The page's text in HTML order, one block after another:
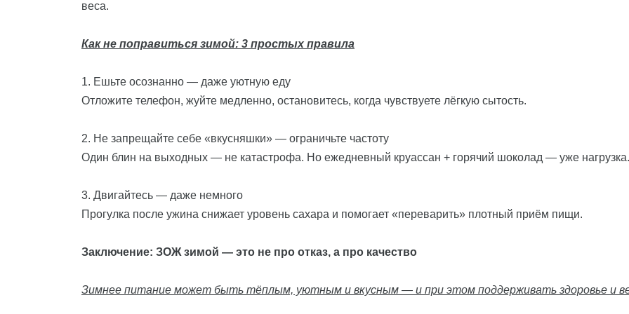
веса.
Как не поправиться зимой: 3 простых правила
1. Ешьте осознанно — даже уютную еду
Отложите телефон, жуйте медленно, остановитесь, когда чувствуете лёгкую сытость.
2. Не запрещайте себе «вкусняшки» — ограничьте частоту
Один блин на выходных — не катастрофа. Но ежедневный круассан + горячий шоколад — уже нагрузка.
3. Двигайтесь — даже немного
Прогулка после ужина снижает уровень сахара и помогает «переварить» плотный приём пищи.
Заключение: ЗОЖ зимой — это не про отказ, а про качество
Зимнее питание может быть тёплым, уютным и вкусным — и при этом поддерживать здоровье и